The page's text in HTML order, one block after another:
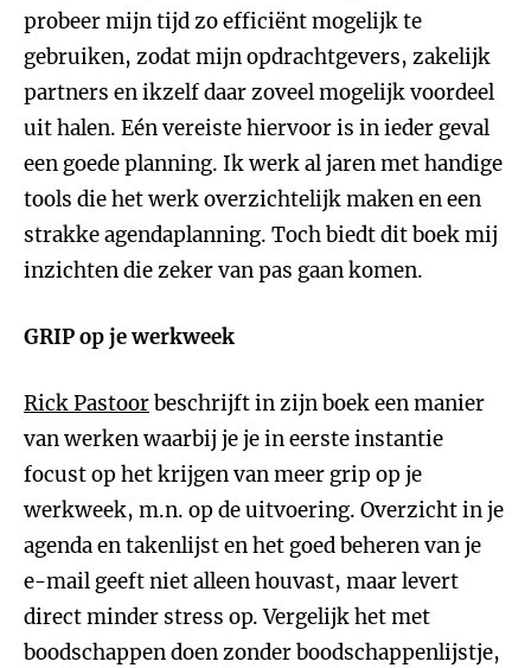
probeer mijn tijd zo efficiënt mogelijk te
gebruiken, zodat mijn opdrachtgevers, zakelijk
partners en ikzelf daar zoveel mogelijk voordeel
uit halen. Eén vereiste hiervoor is in ieder geval
een goede planning. Ik werk al jaren met handige
tools die het werk overzichtelijk maken en een
strakke agendaplanning. Toch biedt dit boek mij
inzichten die zeker van pas gaan komen.
GRIP op je werkweek
Rick Pastoorbeschrijft in zijn boek een manier
van werken waarbij je je in eerste instantie
focust op het krijgen van meer grip op je
werkweek, m.n. op de uitvoering. Overzicht in je
agenda en takenlijst en het goed beheren van je
e-mail geeft niet alleen houvast, maar levert
direct minder stress op. Vergelijk het met
boodschappen doen zonder boodschappenlijstje,